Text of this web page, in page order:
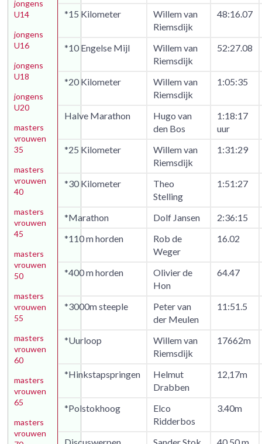
*15 Kilometer
Willem van
Riemsdijk
48:16.07
*10 Engelse Mijl
Willem van
Riemsdijk
52:27.08
*20 Kilometer
Willem van
Riemsdijk
1:05:35
Halve Marathon
Hugo van
den Bos
1:18:17
uur
*25 Kilometer
Willem van
Riemsdijk
1:31:29
*30 Kilometer
Theo
Stelling
1:51:27
*Marathon Dolf Jansen
2:36:15
*110 m horden
Rob de
Weger
16.02
*400 m horden
Olivier de
Hon
64.47
*3000m steeple
Peter van
der Meulen
11:51.5
*Uurloop
Willem van
Riemsdijk
17662m
*Hinkstapspringen
Helmut
Drabben
12,17m
*Polstokhoog
Elco
Ridderbos
3.40m
jongens
U14
jongens
U16
jongens
U18
jongens
U20
masters
vrouwen
35
masters
vrouwen
40
masters
vrouwen
45
masters
vrouwen
50
masters
vrouwen
55
masters
vrouwen
60
masters
vrouwen
65
masters
vrouwen